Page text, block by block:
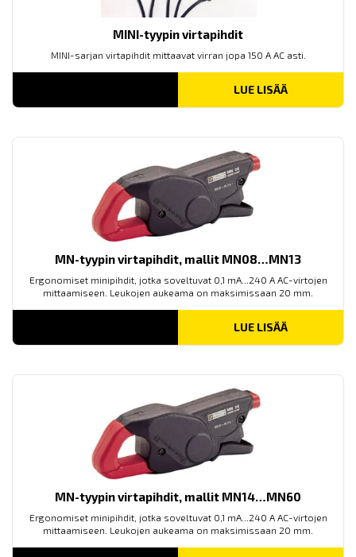
MINI-tyypin virtapihdit
MINI-sarjan virtapihdit mittaavat virran jopa 150 A AC asti.
LUE LISÄÄ
MN-tyypin virtapihdit, mallit MN08…MN13
Ergonomiset minipihdit, jotka soveltuvat 0,1 mA...240 A AC-virtojen
mittaamiseen. Leukojen aukeama on maksimissaan 20 mm.
LUE LISÄÄ
MN-tyypin virtapihdit, mallit MN14…MN60
Ergonomiset minipihdit, jotka soveltuvat 0,1 mA...240 A AC-virtojen
mittaamiseen. Leukojen aukeama on maksimissaan 20 mm.